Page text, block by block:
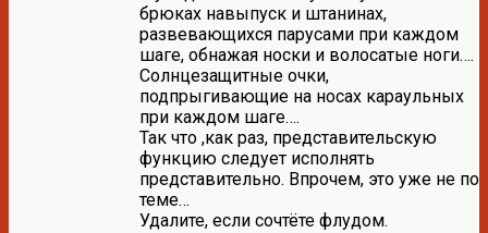
брюках навыпуск и штанинах,
развевающихся парусами при каждом
шаге, обнажая носки и волосатые ноги….
Солнцезащитные очки,
подпрыгивающие на носах караульных
при каждом шаге….
Так что ,как раз, представительскую
функцию следует исполнять
представительно. Впрочем, это уже не по
теме…
Удалите, если сочтёте флудом.